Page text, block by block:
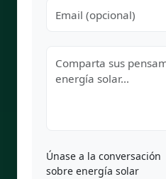
Únase a la conversación
sobre energía solar